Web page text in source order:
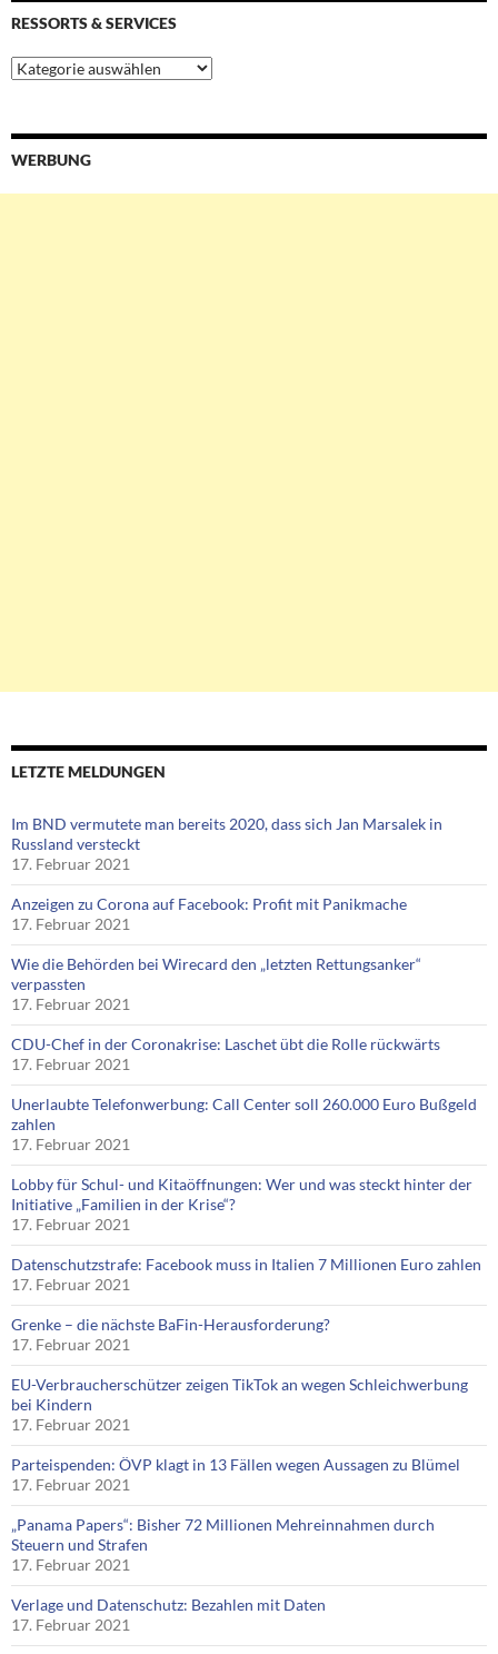
RESSORTS & SERVICES
Ressorts
&
WERBUNG
LETZTE MELDUNGEN
Im BND vermutete man bereits 2020, dass sich Jan Marsalek in
Russland versteckt
17. Februar 2021
Anzeigen zu Corona auf Facebook: Profit mit Panikmache
17. Februar 2021
Wie die Behörden bei Wirecard den „letzten Rettungsanker“
verpassten
17. Februar 2021
CDU-Chef in der Coronakrise: Laschet übt die Rolle rückwärts
17. Februar 2021
Unerlaubte Telefonwerbung: Call Center soll 260.000 Euro Bußgeld
zahlen
17. Februar 2021
Lobby für Schul- und Kitaöffnungen: Wer und was steckt hinter der
Initiative „Familien in der Krise“?
17. Februar 2021
Datenschutzstrafe: Facebook muss in Italien 7 Millionen Euro zahlen
17. Februar 2021
Grenke – die nächste BaFin-Herausforderung?
17. Februar 2021
EU-Verbraucherschützer zeigen TikTok an wegen Schleichwerbung
bei Kindern
17. Februar 2021
Parteispenden: ÖVP klagt in 13 Fällen wegen Aussagen zu Blümel
17. Februar 2021
„Panama Papers“: Bisher 72 Millionen Mehreinnahmen durch
Steuern und Strafen
17. Februar 2021
Verlage und Datenschutz: Bezahlen mit Daten
17. Februar 2021